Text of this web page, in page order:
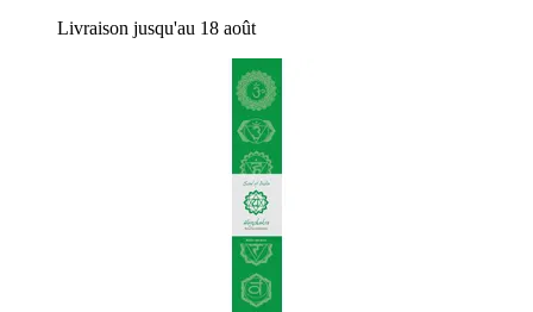
Livraison jusqu'au 18 août